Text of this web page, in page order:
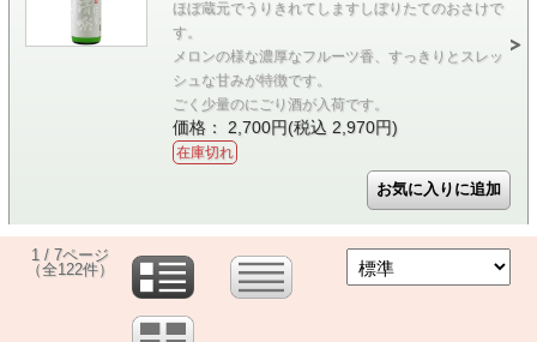
ほぼ蔵元でうりきれてしますしぼりたてのおさけで
す。
メロンの様な濃厚なフルーツ香、すっきりとスレッ
シュな甘みが特徴です。
ごく少量のにごり酒が入荷です。
価格： 2,700円(税込 2,970円)
在庫切れ
1 / 7ページ
（全122件）